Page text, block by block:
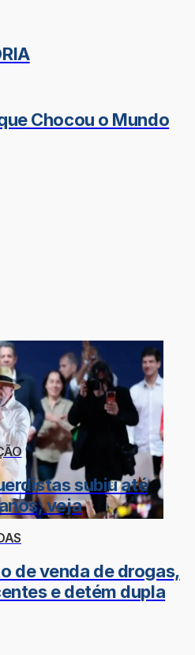
Chocou o Mundo
subiu até
veja
de venda de drogas,
e detém dupla